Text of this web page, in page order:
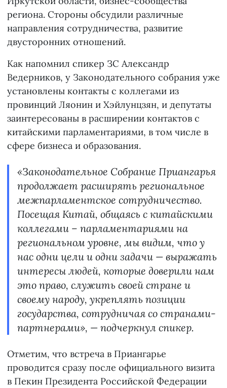
региона. Стороны обсудили различные
направления сотрудничества, развитие
двусторонних отношений.
Как напомнил спикер ЗС Александр
Ведерников, у Законодательного собрания уже
установлены контакты с коллегами из
провинций Ляонин и Хэйлунцзян, и депутаты
заинтересованы в расширении контактов с
китайскими парламентариями, в том числе в
сфере бизнеса и образования.
«Законодательное Собрание Приангарья
продолжает расширять региональное
межпарламентское сотрудничество.
Посещая Китай, общаясь с китайскими
коллегами – парламентариями на
региональном уровне, мы видим, что у
нас одни цели и одни задачи — выражать
интересы людей, которые доверили нам
это право, служить своей стране и
своему народу, укреплять позиции
государства, сотрудничая со странами-
партнерами», — подчеркнул спикер.
Отметим, что встреча в Приангарье
проводится сразу после официального визита
в Пекин Президента Российской Федерации